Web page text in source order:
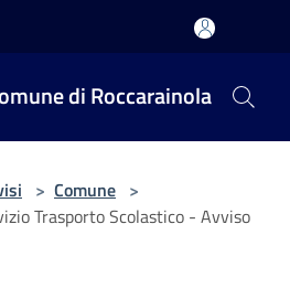
di Roccarainola
> Comune >
Trasporto Scolastico - Avviso